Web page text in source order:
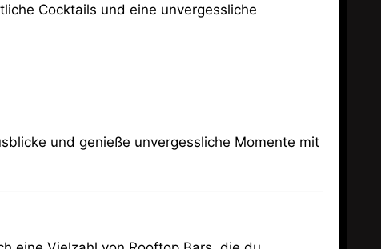
Cocktails und eine unvergessliche
und genieße unvergessliche Momente mit